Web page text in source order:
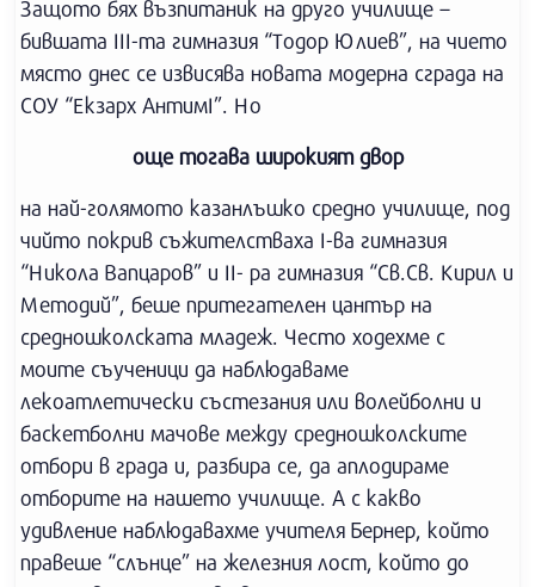
Защото бях възпитаник на друго училище –
бившата III-та гимназия “Тодор Юлиев”, на чието
място днес се извисява новата модерна сграда на
СОУ “Екзарх АнтимI”. Но
още тогава широкият двор
на най-голямото казанлъшко средно училище, под
чийто покрив съжителстваха I-ва гимназия
“Никола Вапцаров” и II- ра гимназия “Св.Св. Кирил и
Методий”, беше притегателен цантър на
средношколската младеж. Често ходехме с
моите съученици да наблюдаваме
лекоатлетически състезания или волейболни и
баскетболни мачове между средношколските
отбори в града и, разбира се, да аплодираме
отборите на нашето училище. А с какво
удивление наблюдавахме учителя Бернер, който
правеше “слънце” на железния лост, който до